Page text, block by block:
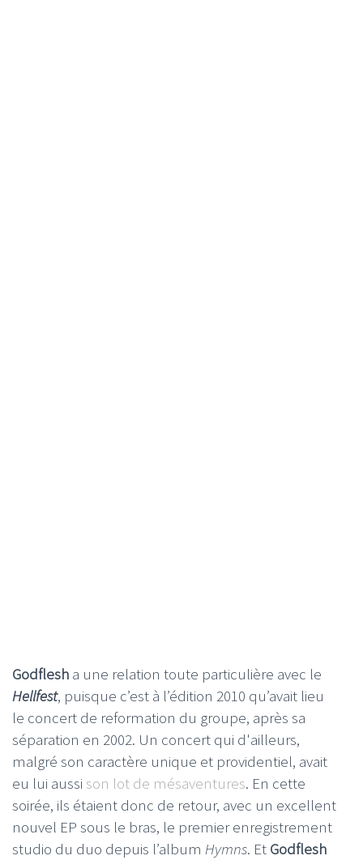
Godflesh a une relation toute particulière avec le
Hellfest, puisque c’est à l’édition 2010 qu’avait lieu
le concert de reformation du groupe, après sa
séparation en 2002. Un concert qui d'ailleurs,
malgré son caractère unique et providentiel, avait
eu lui aussi son lot de mésaventures. En cette
soirée, ils étaient donc de retour, avec un excellent
nouvel EP sous le bras, le premier enregistrement
studio du duo depuis l’album Hymns. Et Godflesh